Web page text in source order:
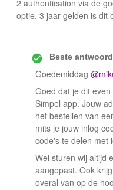
2 authentication via de
optie. 3 jaar gelden is dit
Beste
Goedemiddag ​
Goed dat je dit
Simpel app. Jouw
het bestellen van
mits je jouw inlog
code's te delen met
Wel sturen wij altijd
aangepast. Ook
overal van op de